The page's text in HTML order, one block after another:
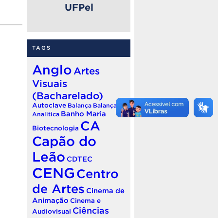
UFPel
TAGS
Anglo Artes
Visuais
(Bacharelado)
Autoclave Balança Balança
Analitica Banho Maria
Biotecnologia CA
Capão do
Leão CDTEC
CENG Centro
de Artes Cinema de
Animação Cinema e
Audiovisual Ciências